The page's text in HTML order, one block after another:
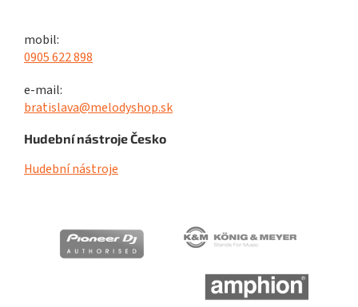
mobil:
0905 622 898
e-mail:
bratislava@melodyshop.sk
Hudební nástroje Česko
Hudební nástroje